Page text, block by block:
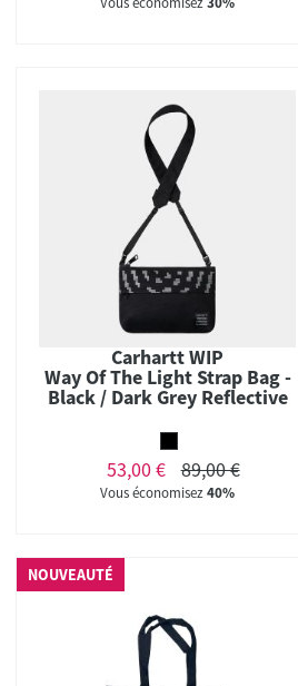
Carhartt WIP
Way Of The Light Strap Bag -
Black / Dark Grey Reflective
53,00 € 89,00 €
Vous économisez40%
NOUVEAUTÉ